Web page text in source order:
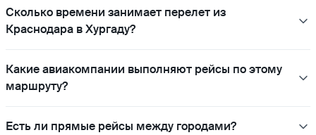
Сколько времени занимает перелет из
Краснодара в Хургаду?
Какие авиакомпании выполняют рейсы по этому
маршруту?
Есть ли прямые рейсы между городами?